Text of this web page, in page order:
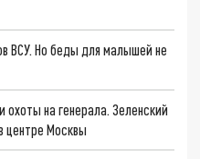
ВСУ. Но беды для малышей не
на генерала. Зеленский
центре Москвы